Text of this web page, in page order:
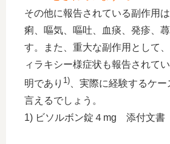
その他に報告されている副作用
痢、嘔気、嘔吐、血痰、発疹、
す。また、重大な副作用として
ィラキシー様症状も報告されて
明であり 1) 、実際に経験するケ
言えるでしょう。
1) ビソルボン錠４mg 添付文書